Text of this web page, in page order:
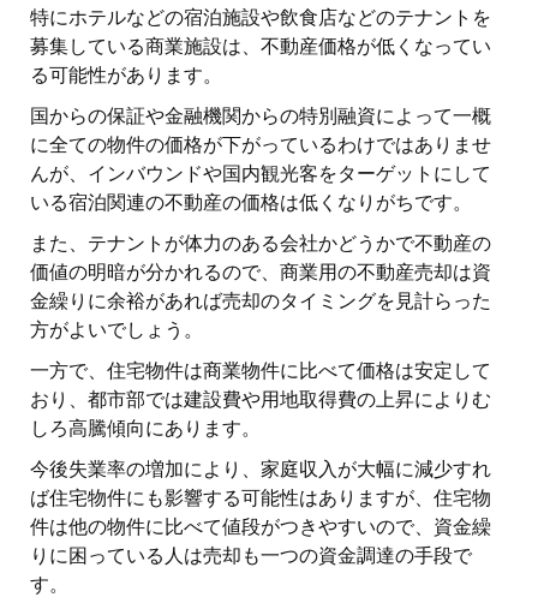
特にホテルなどの宿泊施設や飲食店などのテナントを
募集している商業施設は、不動産価格が低くなってい
る可能性があります。
国からの保証や金融機関からの特別融資によって一概
に全ての物件の価格が下がっているわけではありませ
んが、インバウンドや国内観光客をターゲットにして
いる宿泊関連の不動産の価格は低くなりがちです。
また、テナントが体力のある会社かどうかで不動産の
価値の明暗が分かれるので、商業用の不動産売却は資
金繰りに余裕があれば売却のタイミングを見計らった
方がよいでしょう。
一方で、住宅物件は商業物件に比べて価格は安定して
おり、都市部では建設費や用地取得費の上昇によりむ
しろ高騰傾向にあります。
今後失業率の増加により、家庭収入が大幅に減少すれ
ば住宅物件にも影響する可能性はありますが、住宅物
件は他の物件に比べて値段がつきやすいので、資金繰
りに困っている人は売却も一つの資金調達の手段で
す。